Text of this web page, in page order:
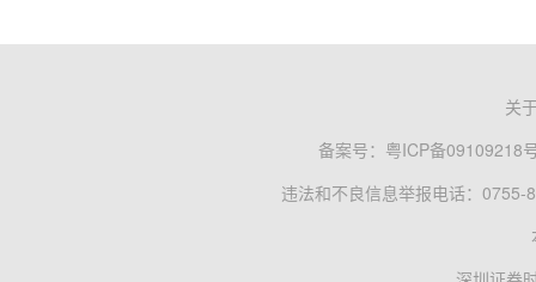
关
备案号： 粤ICP备09109218
违法和不良信息举报电话：0755-